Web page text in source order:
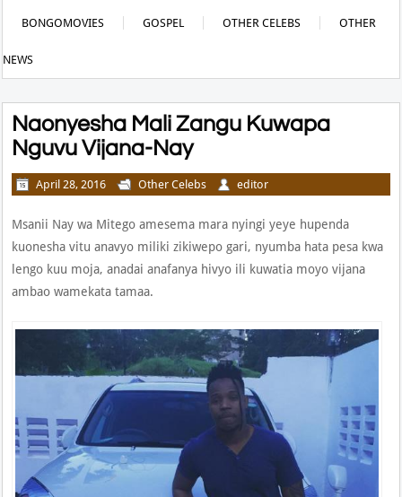
BONGOMOVIES GOSPEL OTHER CELEBS OTHER
NEWS
Naonyesha Mali Zangu Kuwapa
Nguvu Vijana-Nay
April 28, 2016 Other Celebs editor
Msanii Nay wa Mitego amesema mara nyingi yeye hupenda
kuonesha vitu anavyo miliki zikiwepo gari, nyumba hata pesa kwa
lengo kuu moja, anadai anafanya hivyo ili kuwatia moyo vijana
ambao wamekata tamaa.